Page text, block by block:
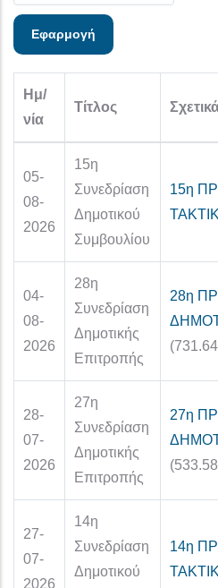
Ημ/
νία
Τίτλος
05-
08-
2026
15η
Συνεδρίαση
Δημοτικού
Συμβουλίου
15η
04-
08-
2026
28η
Συνεδρίαση
Δημοτικής
Επιτροπής
28η
28-
07-
2026
27η
Συνεδρίαση
Δημοτικής
Επιτροπής
27η
27-
07-
2026
14η
Συνεδρίαση
Δημοτικού
14η